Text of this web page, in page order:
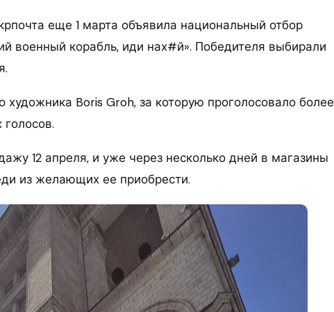
еще 1 марта объявила национальный отбор
военный корабль, иди нах#й». Победителя выбирали
художника Boris Groh, за которую проголосовало более
12 апреля, и уже через несколько дней в магазины
из желающих ее приобрести.